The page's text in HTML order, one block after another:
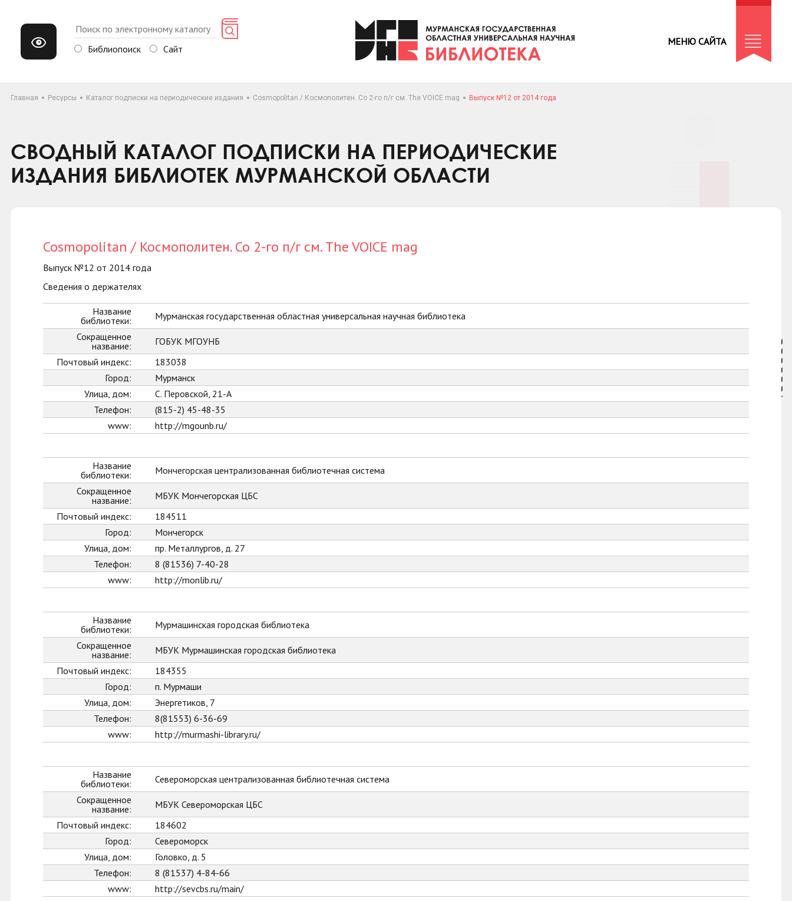
Библиопоиск Сайт
МЕНЮ САЙТА
Главная Ресурсы Каталог подписки на периодические издания Cosmopolitan / Космополитен. Со 2-го п/г см. The VOICE mag Выпуск №12 от 2014 года
СВОДНЫЙ КАТАЛОГ ПОДПИСКИ НА ПЕРИОДИЧЕСКИЕ
ИЗДАНИЯ БИБЛИОТЕК МУРМАНСКОЙ ОБЛАСТИ
Cosmopolitan / Космополитен. Со 2-го п/г см. The VOICE mag
Выпуск №12 от 2014 года
Сведения о держателях
Название
библиотеки:
Мурманская государственная областная универсальная научная библиотека
Сокращенное
название:
ГОБУК МГОУНБ
Почтовый индекс:
183038
Город:
Мурманск
Улица, дом:
С. Перовской, 21-А
Телефон:
(815-2) 45-48-35
www:
http://mgounb.ru/
Название
библиотеки:
Мончегорская централизованная библиотечная система
Сокращенное
название:
МБУК Мончегорская ЦБС
Почтовый индекс:
184511
Город:
Мончегорск
Улица, дом:
пр. Металлургов, д. 27
Телефон:
8 (81536) 7-40-28
www:
http://monlib.ru/
Название
библиотеки:
Мурмашинская городская библиотека
Сокращенное
название:
МБУК Мурмашинская городская библиотека
Почтовый индекс:
184355
Город:
п. Мурмаши
Улица, дом:
Энергетиков, 7
Телефон:
8(81553) 6-36-69
www:
http://murmashi-library.ru/
Название
библиотеки:
Североморская централизованная библиотечная система
Сокращенное
название:
МБУК Североморская ЦБС
Почтовый индекс:
184602
Город:
Североморск
Улица, дом:
Головко, д. 5
Телефон:
8 (81537) 4-84-66
www:
http://sevcbs.ru/main/